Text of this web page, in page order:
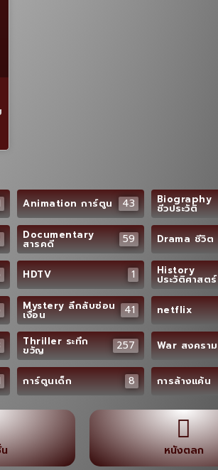
Animation การ์ตูน 43 Biography
ชีวประวัติ
Documentary
สารคดี 59 Drama ชีวิต
HDTV 1 History
ประวัติศาสตร์
Mystery ลึกลับซ่อน
เงื่อน 41 netflix
Thriller ระทึก
ขวัญ 257 War สงคราม
การ์ตูนเด็ก 8 การล้างแค้น
หนังตลก